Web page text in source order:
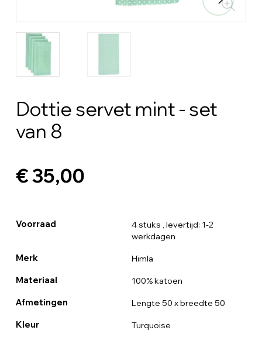
Dottie servet mint - set
van 8
€ 35,00
Voorraad 4 stuks , levertijd: 1-2
werkdagen
Merk Himla
Materiaal 100% katoen
Afmetingen Lengte 50 x breedte 50
Kleur Turquoise